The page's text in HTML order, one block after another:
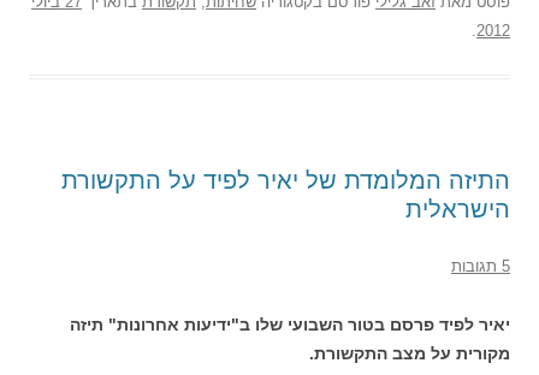
2012
.
התיזה המלומדת של יאיר לפיד על התקשורת
הישראלית
5 תגובות
יאיר לפיד פרסם בטור השבועי שלו ב"ידיעות אחרונות" תיזה
מקורית על מצב התקשורת.